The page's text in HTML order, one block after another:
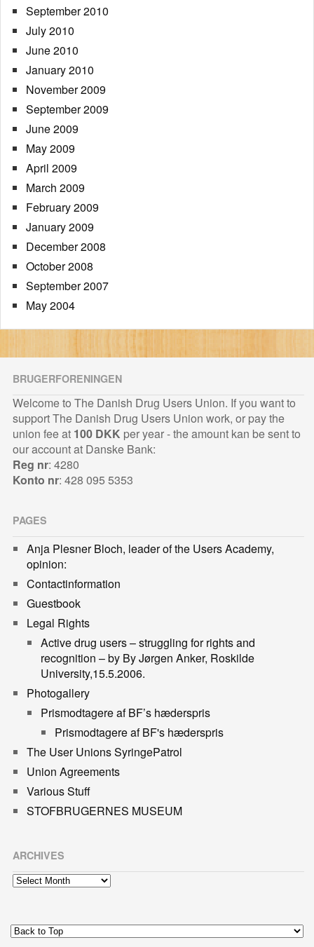
September 2010
July 2010
June 2010
January 2010
November 2009
September 2009
June 2009
May 2009
April 2009
March 2009
February 2009
January 2009
December 2008
October 2008
September 2007
May 2004
BRUGERFORENINGEN
Welcome to The Danish Drug Users Union. If you want to
support The Danish Drug Users Union work, or pay the
union fee at 100 DKK per year - the amount kan be sent to
our account at Danske Bank:
Reg nr: 4280
Konto nr: 428 095 5353
PAGES
Anja Plesner Bloch, leader of the Users Academy,
opinion:
Contactinformation
Guestbook
Legal Rights
Active drug users – struggling for rights and
recognition – by By Jørgen Anker, Roskilde
University,15.5.2006.
Photogallery
Prismodtagere af BF’s hæderspris
Prismodtagere af BF's hæderspris
The User Unions SyringePatrol
Union Agreements
Various Stuff
STOFBRUGERNES MUSEUM
ARCHIVES
Archives